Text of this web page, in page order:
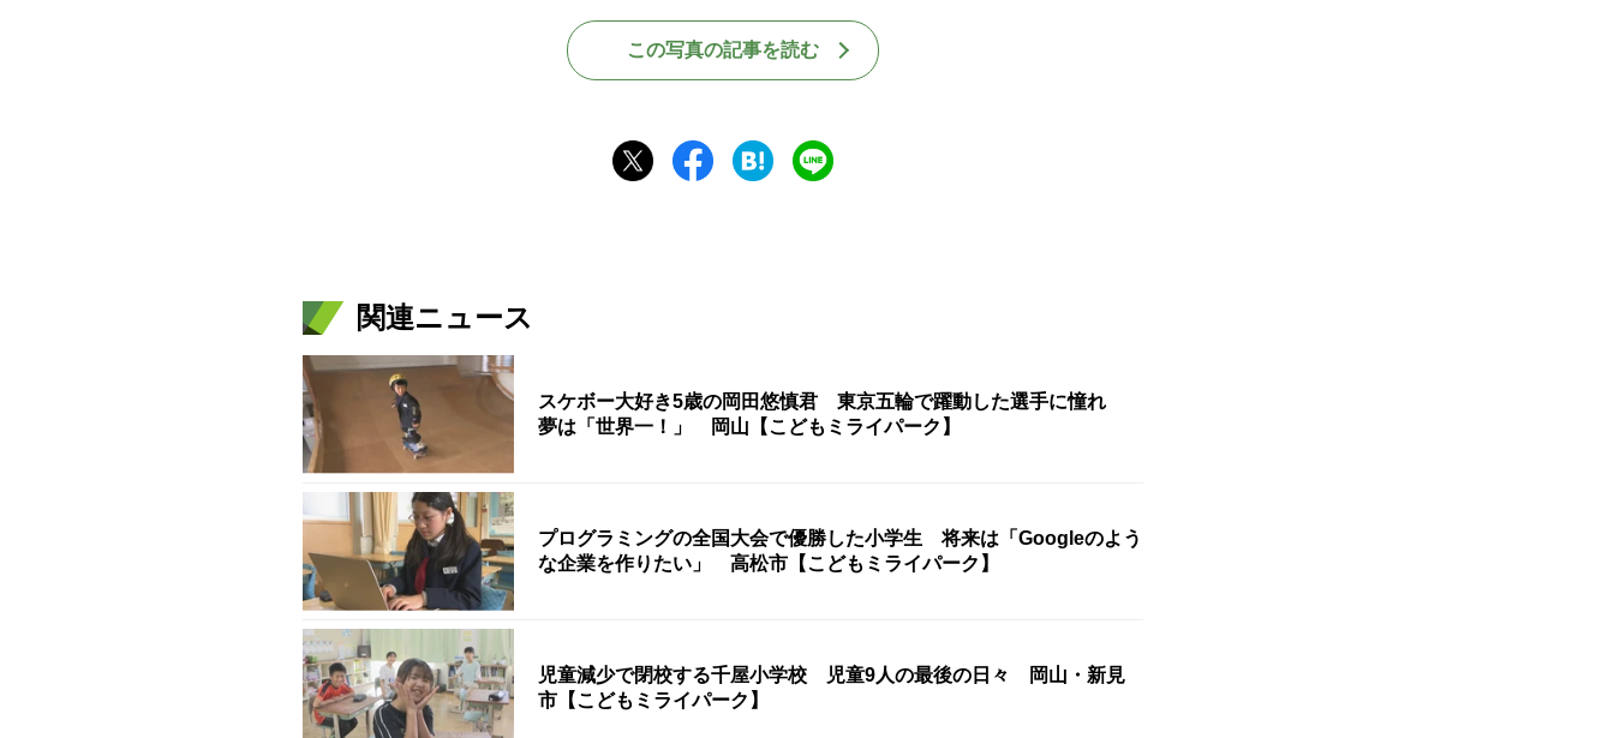
この写真の記事を読む
関連ニュース
スケボー大好き5歳の岡田悠慎君 東京五輪で躍動した選手に憧れ
夢は「世界一！」 岡山【こどもミライパーク】
プログラミングの全国大会で優勝した小学生 将来は「Googleのよう
な企業を作りたい」 高松市【こどもミライパーク】
児童減少で閉校する千屋小学校 児童9人の最後の日々 岡山・新見
市【こどもミライパーク】